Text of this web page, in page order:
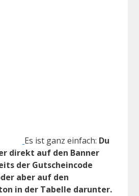
Es ist ganz einfach: Du
direkt auf den Banner
der Gutscheincode
aber auf den
in der Tabelle darunter.